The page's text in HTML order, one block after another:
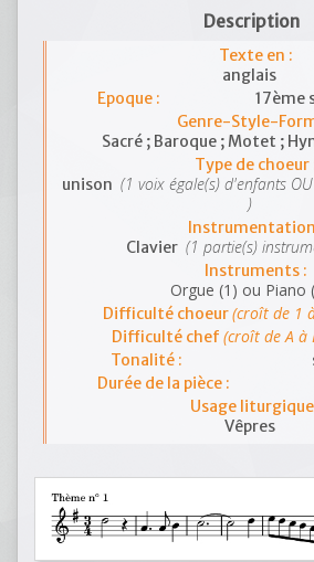
Description
Texte en :
anglais
Epoque :
17ème
Genre-Style-
Sacré ; Baroque ; Motet ;
Type de choeur
unison (1 voix égale(s) d'enfants
)
Clavier (1 partie(s)
Instruments :
Orgue (1) ou Piano
Difficulté choeur(croît de 1
Difficulté chef(croît de A à
Tonalité :
Durée de la pièce :
Usage
Vêpres